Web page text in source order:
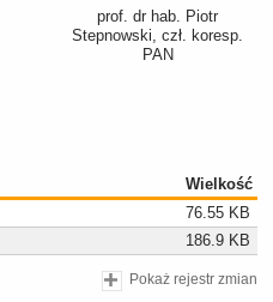
prof. dr hab. Piotr
Stepnowski, czł. koresp.
PAN
Wielkość
76.55 KB
186.9 KB
Pokaż rejestr zmian